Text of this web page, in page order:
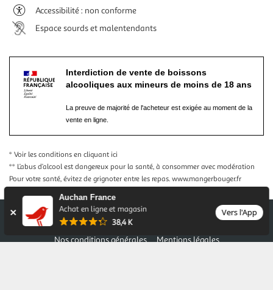
Auchan France
Achat en ligne et magasin
38,4 K
Vers l'App
Accessibilité : non conforme
Espace sourds et malentendants
Interdiction de vente de boissons
alcooliques aux mineurs de moins de 18 ans
La preuve de majorité de l'acheteur est exigée au moment de la
vente en ligne.
* Voir les conditions en cliquant ici
** L’abus d’alcool est dangereux pour la santé, à consommer avec modération
Pour votre santé, évitez de grignoter entre les repas. www.mangerbouger.fr
Nos conditions générales
Mentions légales